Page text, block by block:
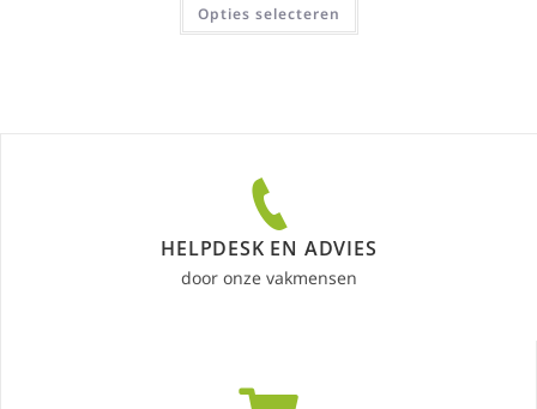
Opties selecteren
HELPDESK EN ADVIES
door onze vakmensen